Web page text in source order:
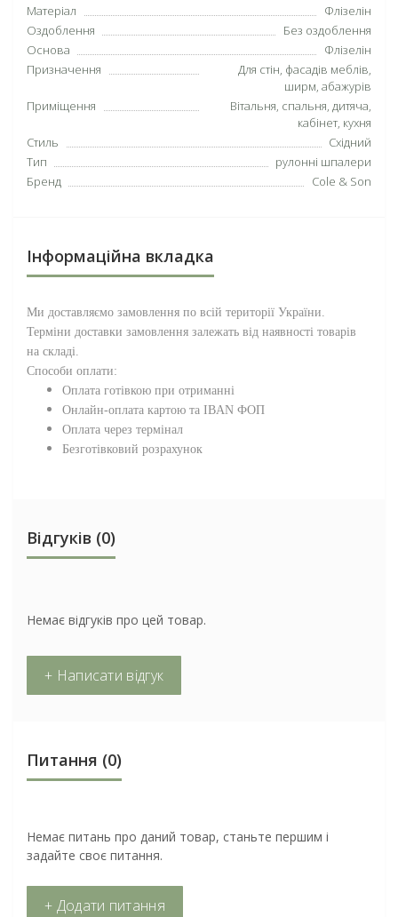
Матеріал
Флізелін
Оздоблення
Без оздоблення
Основа
Флізелін
Призначення
Для стін, фасадів меблів,
ширм, абажурів
Приміщення
Вітальня, спальня, дитяча,
кабінет, кухня
Стиль
Східний
Тип
рулонні шпалери
Бренд
Cole & Son
Інформаційна вкладка
Ми доставляємо замовлення по всій території України.
Терміни доставки замовлення залежать від наявності товарів
на складі.
Способи оплати:
Оплата готівкою при отриманні
Онлайн-оплата картою та IBAN ФОП
Оплата через термінал
Безготівковий розрахунок
Відгуків (0)
Немає відгуків про цей товар.
+ Написати відгук
Питання (0)
Немає питань про даний товар, станьте першим і
задайте своє питання.
+ Додати питання